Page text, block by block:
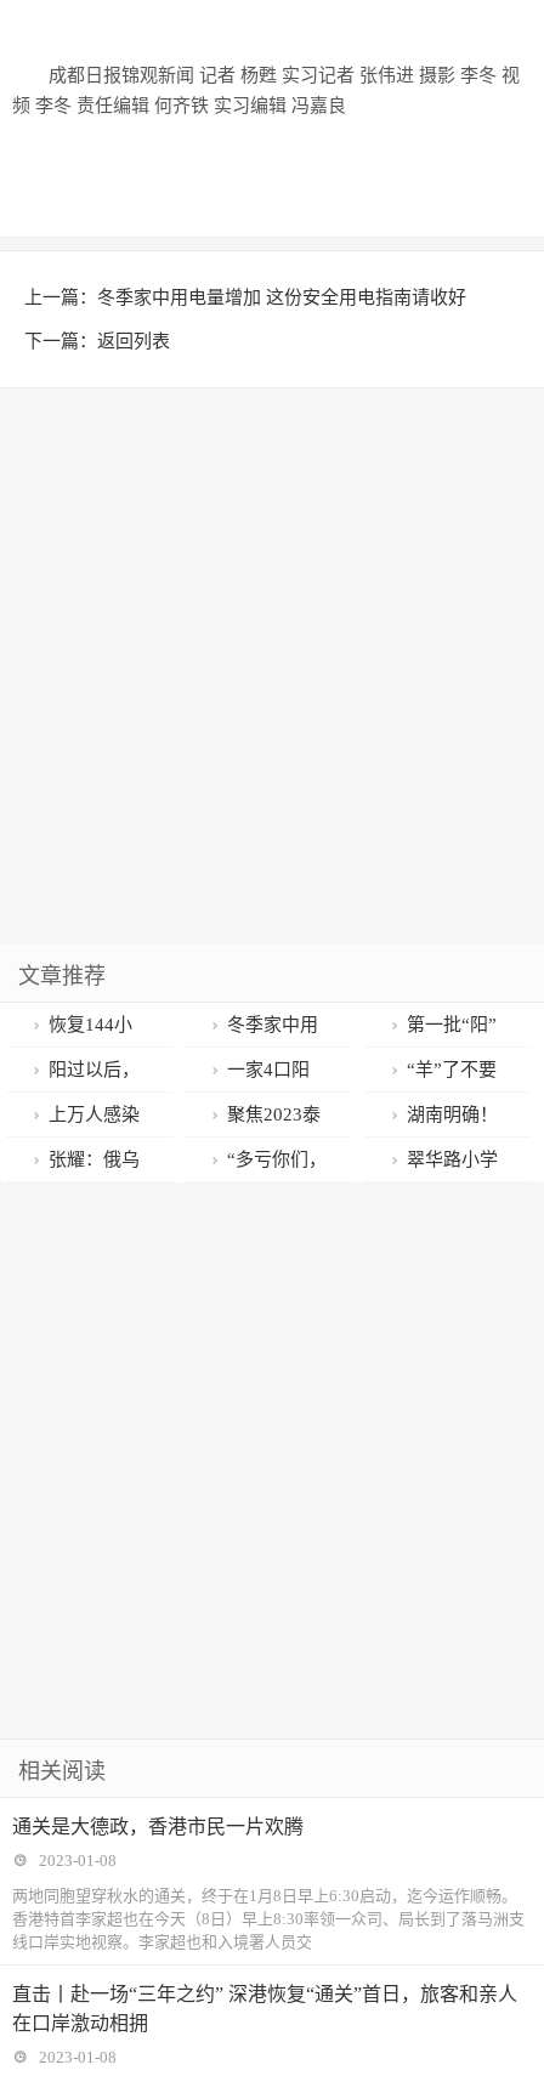
成都日报锦观新闻 记者 杨甦 实习记者 张伟进 摄影 李冬 视
频 李冬 责任编辑 何齐铁 实习编辑 冯嘉良
上一篇： 冬季家中用电量增加 这份安全用电指南请收好
下一篇： 返回列表
文章推荐
恢复144小
时过境免签政
策 保障优化出
入境管理政策
冬季家中用
电量增加 这份
安全用电指南
请收好
第一批“阳”
的人，已经产
生了13种可怕
的“后遗症”，
阳过以后，
中老年人：少
吃猪肉鱼肉，
一家4口阳
了后，用了3
天就好了！最
“羊”了不要
怕，多吃这两
种水果！止咳
上万人感染
才发现！有效
聚焦2023泰
安两会丨泰安
湖南明确！
报销70%
张耀：俄乌 “多亏你们， 翠华路小学
相关阅读
通关是大德政，香港市民一片欢腾
2023-01-08
两地同胞望穿秋水的通关，终于在1月8日早上6:30启动，迄今运作顺畅。
香港特首李家超也在今天（8日）早上8:30率领一众司、局长到了落马洲支
线口岸实地视察。李家超也和入境署人员交
直击丨赴一场“三年之约” 深港恢复“通关”首日，旅客和亲人
在口岸激动相拥
2023-01-08